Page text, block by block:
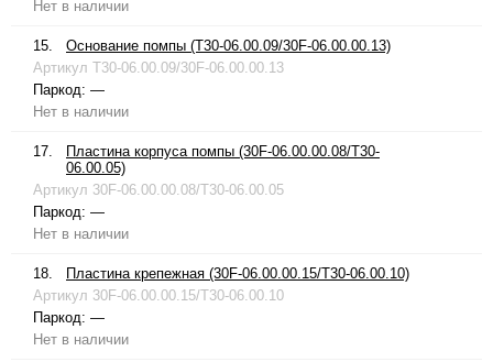
Нет в наличии
15.
Основание помпы (T30-06.00.09/30F-06.00.00.13)
Артикул T30-06.00.09/30F-06.00.00.13
Паркод: —
Нет в наличии
17.
Пластина корпуса помпы (30F-06.00.00.08/T30-
06.00.05)
Артикул 30F-06.00.00.08/T30-06.00.05
Паркод: —
Нет в наличии
18.
Пластина крепежная (30F-06.00.00.15/T30-06.00.10)
Артикул 30F-06.00.00.15/T30-06.00.10
Паркод: —
Нет в наличии